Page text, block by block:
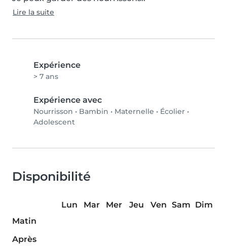
Lire la suite
Expérience
> 7 ans
Expérience avec
Nourrisson • Bambin • Maternelle • Écolier •
Adolescent
Disponibilité
Lun Mar Mer Jeu Ven Sam Dim
Matin
Après